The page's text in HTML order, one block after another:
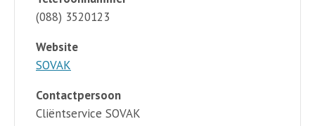
(088) 3520123
Website
SOVAK
Contactpersoon
Cliëntservice SOVAK